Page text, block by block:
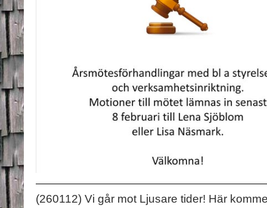
(260112) Vi går mot Ljusare tider! Här